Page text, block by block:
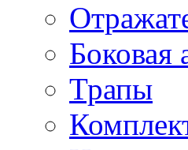
Боковая
Трапы